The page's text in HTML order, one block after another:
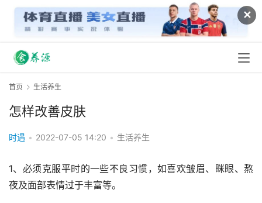
✕
首页 生活养生
怎样改善皮肤
时遇 • 2022-07-05 14:20 • 生活养生
1、必须克服平时的一些不良习惯，如喜欢皱眉、眯眼、熬
夜及面部表情过于丰富等。